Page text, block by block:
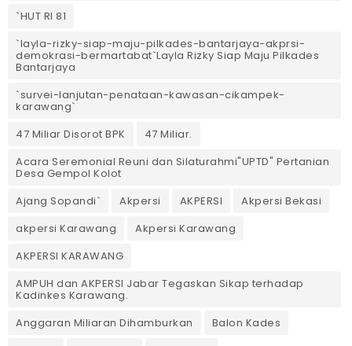
`HUT RI 81
`layla-rizky-siap-maju-pilkades-bantarjaya-akprsi-
demokrasi-bermartabat`Layla Rizky Siap Maju Pilkades
Bantarjaya
`survei-lanjutan-penataan-kawasan-cikampek-
karawang`
47 Miliar Disorot BPK
47 Miliar.
Acara Seremonial Reuni dan Silaturahmi"UPTD" Pertanian
Desa Gempol Kolot
Ajang Sopandi`
Akpersi AKPERSI
Akpersi Bekasi
akpersi Karawang
Akpersi Karawang
AKPERSI KARAWANG
AMPUH dan AKPERSI Jabar Tegaskan Sikap terhadap
Kadinkes Karawang.
Anggaran Miliaran Dihamburkan
Balon Kades